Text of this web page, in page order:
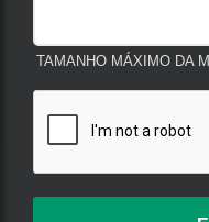
TAMANHO MÁXIMO DA